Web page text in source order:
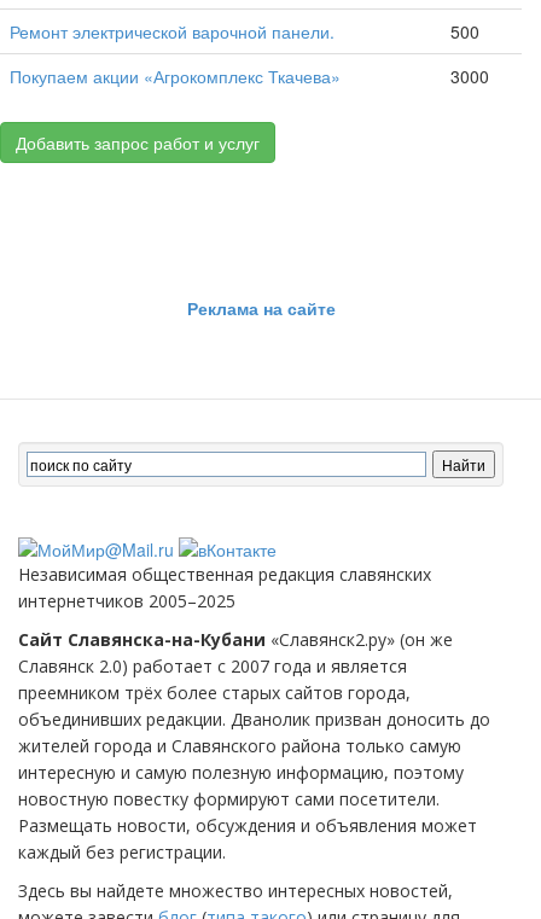
Ремонт электрической варочной панели.
500
Покупаем акции «Агрокомплекс Ткачева»
3000
Добавить запрос работ и услуг
Реклама на сайте
Независимая общественная редакция славянских
интернетчиков 2005–2025
Сайт Славянска-на-Кубани «Славянск2.ру» (он же
Славянск 2.0) работает с 2007 года и является
преемником трёх более старых сайтов города,
объединивших редакции. Дванолик призван доносить до
жителей города и Славянского района только самую
интересную и самую полезную информацию, поэтому
новостную повестку формируют сами посетители.
Размещать новости, обсуждения и объявления может
каждый без регистрации.
Здесь вы найдете множество интересных новостей,